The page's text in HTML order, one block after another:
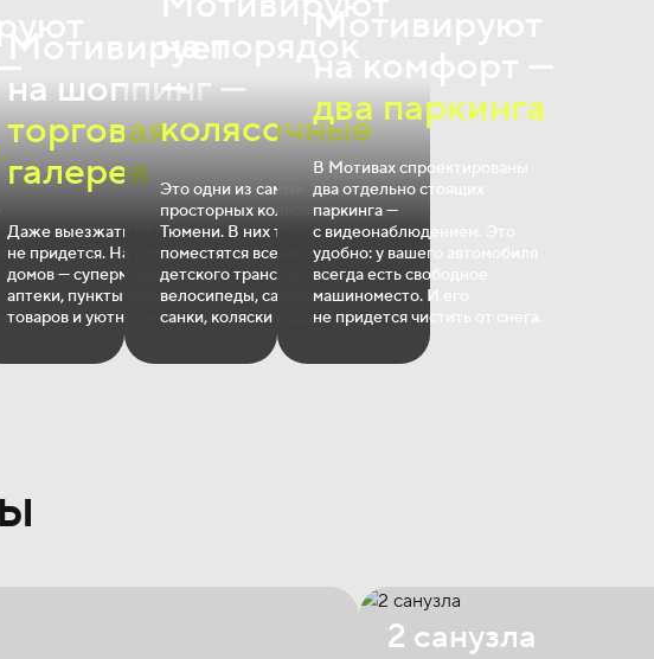
на шоппинг —
торговая
галерея
Даже выезжать из комплекса
не придется. На первом этаже
домов — супермаркеты,
аптеки, пункты выдачи
товаров и уютные кофейни.
—
колясочные
Это одни из самых
просторных колясочных в
Тюмени. В них точно
поместятся все виды
детского транспорта —
велосипеды, самокаты,
санки, коляски и другие.
два паркинга
В Мотивах спроектированы
два отдельно стоящих
паркинга —
с видеонаблюдением. Это
удобно: у вашего автомобиля
всегда есть свободное
машиноместо. И его
не придется чистить от снега.
2 санузла